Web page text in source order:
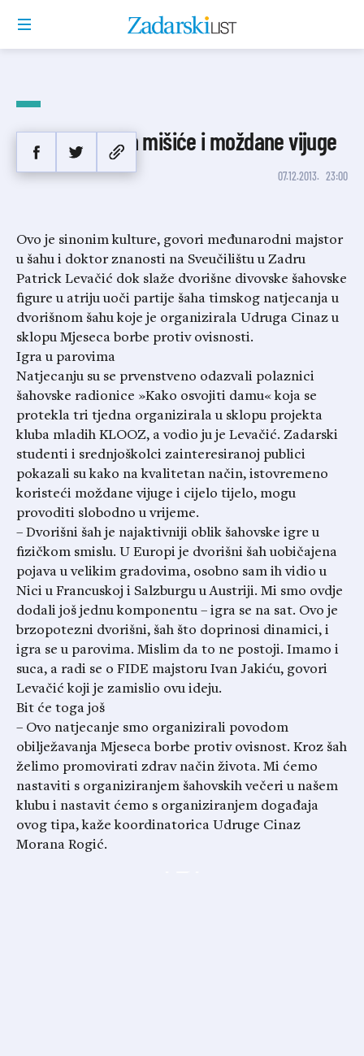
Dvorišni šah za mišiće i moždane vijuge
07.12.2013. 23:00
Ovo je sinonim kulture, govori međunarodni majstor
u šahu i doktor znanosti na Sveučilištu u Zadru
Patrick Levačić dok slaže dvorišne divovske šahovske
figure u atriju uoči partije šaha timskog natjecanja u
dvorišnom šahu koje je organizirala Udruga Cinaz u
sklopu Mjeseca borbe protiv ovisnosti.
Igra u parovima
Natjecanju su se prvenstveno odazvali polaznici
šahovske radionice »Kako osvojiti damu« koja se
protekla tri tjedna organizirala u sklopu projekta
kluba mladih KLOOZ, a vodio ju je Levačić. Zadarski
studenti i srednjoškolci zainteresiranoj publici
pokazali su kako na kvalitetan način, istovremeno
koristeći moždane vijuge i cijelo tijelo, mogu
provoditi slobodno u vrijeme.
– Dvorišni šah je najaktivniji oblik šahovske igre u
fizičkom smislu. U Europi je dvorišni šah uobičajena
pojava u velikim gradovima, osobno sam ih vidio u
Nici u Francuskoj i Salzburgu u Austriji. Mi smo ovdje
dodali još jednu komponentu – igra se na sat. Ovo je
brzopotezni dvorišni, šah što doprinosi dinamici, i
igra se u parovima. Mislim da to ne postoji. Imamo i
suca, a radi se o FIDE majstoru Ivan Jakiću, govori
Levačić koji je zamislio ovu ideju.
Bit će toga još
– Ovo natjecanje smo organizirali povodom
obilježavanja Mjeseca borbe protiv ovisnost. Kroz šah
želimo promovirati zdrav način života. Mi ćemo
nastaviti s organiziranjem šahovskih večeri u našem
klubu i nastavit ćemo s organiziranjem događaja
ovog tipa, kaže koordinatorica Udruge Cinaz
Morana Rogić.